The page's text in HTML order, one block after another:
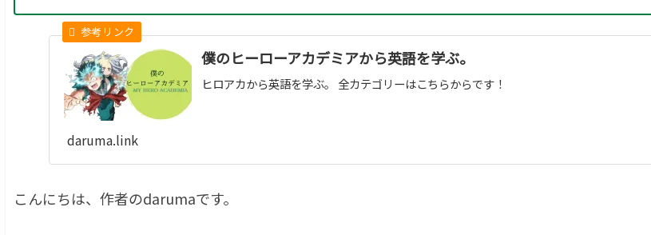
僕のヒーローアカデミアから英語を学ぶ。
ヒロアカから英語を学ぶ。 全カテゴリーはこちらからです！
daruma.link
こんにちは、作者のdarumaです。